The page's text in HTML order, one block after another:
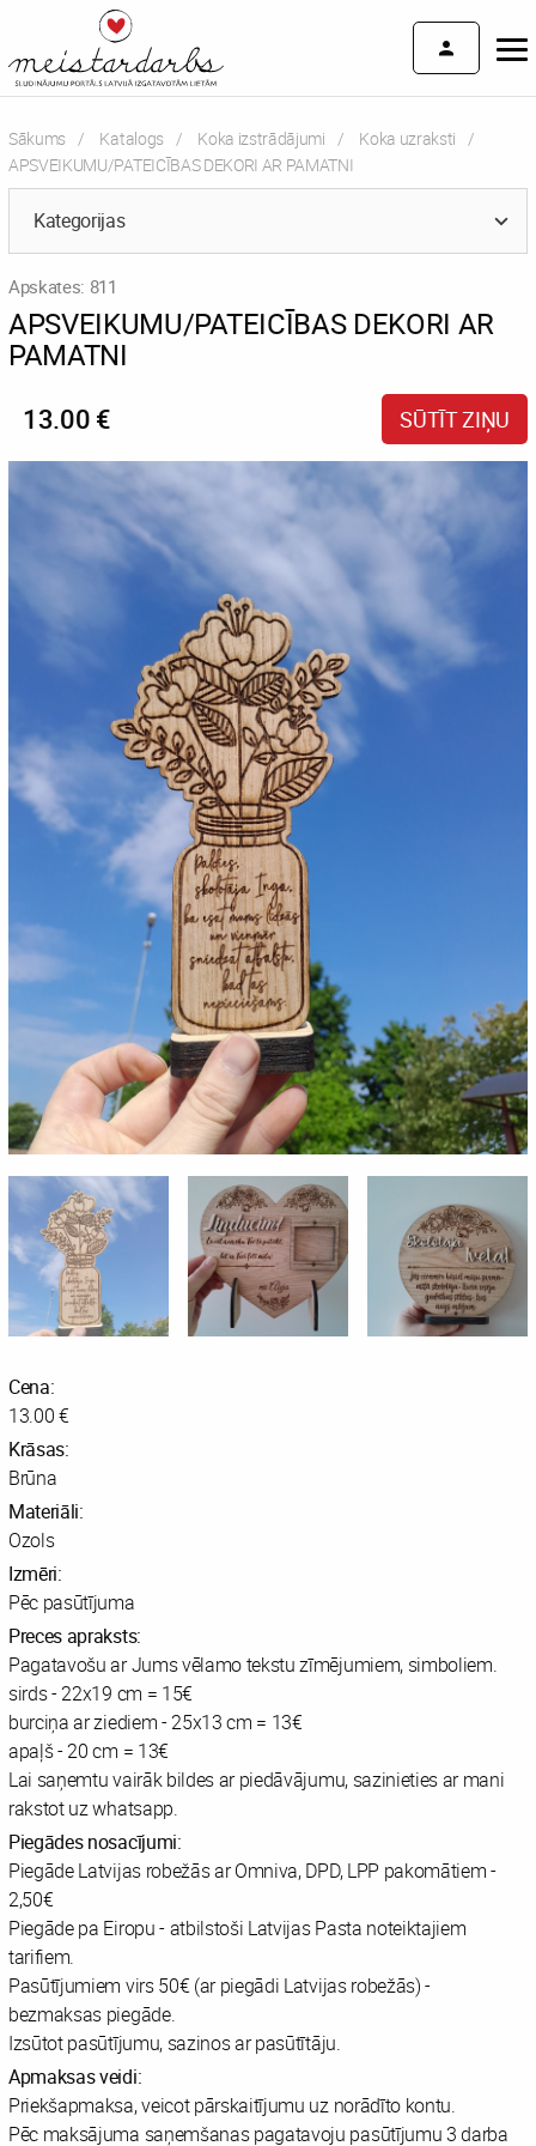
Sākums Katalogs Koka izstrādājumi
Koka uzraksti
Current:
APSVEIKUMU/PATEICĪBAS DEKORI AR PAMATNI
Kategorijas
Apskates: 811
APSVEIKUMU/PATEICĪBAS DEKORI AR
PAMATNI
13.00 € SŪTĪT ZIŅU
Cena:
13.00 €
Krāsas:
Brūna
Materiāli:
Ozols
Izmēri:
Pēc pasūtījuma
Preces apraksts:
Pagatavošu ar Jums vēlamo tekstu zīmējumiem, simboliem.
sirds - 22x19 cm = 15€
burciņa ar ziediem - 25x13 cm = 13€
apaļš - 20 cm = 13€
Lai saņemtu vairāk bildes ar piedāvājumu, sazinieties ar mani
rakstot uz whatsapp.
Piegādes nosacījumi:
Piegāde Latvijas robežās ar Omniva, DPD, LPP pakomātiem -
2,50€
Piegāde pa Eiropu - atbilstoši Latvijas Pasta noteiktajiem
tarifiem.
Pasūtījumiem virs 50€ (ar piegādi Latvijas robežās) -
bezmaksas piegāde.
Izsūtot pasūtījumu, sazinos ar pasūtītāju.
Apmaksas veidi:
Priekšapmaksa, veicot pārskaitījumu uz norādīto kontu.
Pēc maksājuma saņemšanas pagatavoju pasūtījumu 3 darba